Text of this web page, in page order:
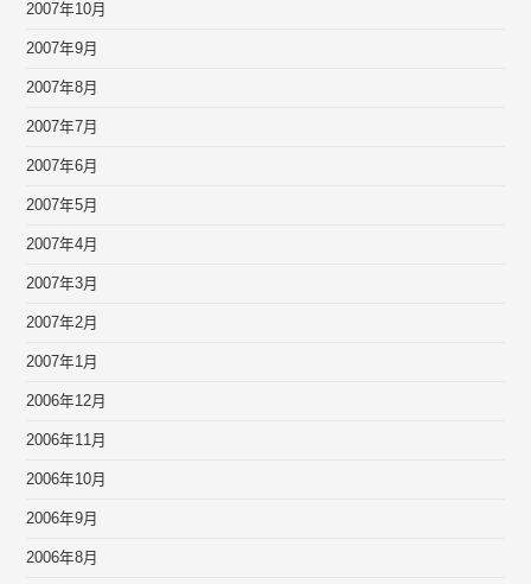
2007年10月
2007年9月
2007年8月
2007年7月
2007年6月
2007年5月
2007年4月
2007年3月
2007年2月
2007年1月
2006年12月
2006年11月
2006年10月
2006年9月
2006年8月